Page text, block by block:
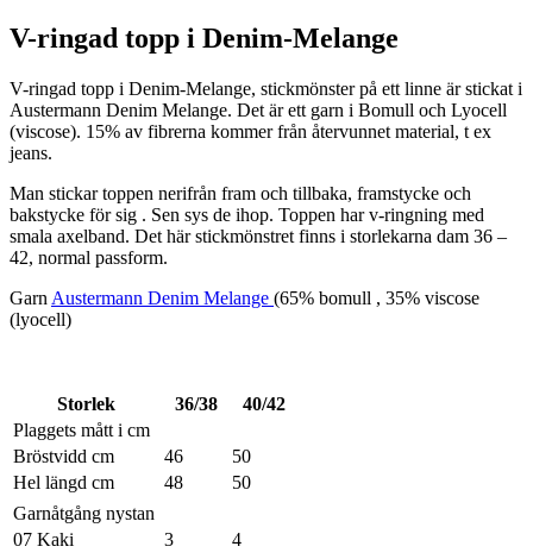
V-ringad topp i Denim-Melange
V-ringad topp i Denim-Melange, stickmönster på ett linne är stickat i
Austermann Denim Melange. Det är ett garn i Bomull och Lyocell
(viscose). 15% av fibrerna kommer från återvunnet material, t ex
jeans.
Man stickar toppen nerifrån fram och tillbaka, framstycke och
bakstycke för sig . Sen sys de ihop. Toppen har v-ringning med
smala axelband. Det här stickmönstret finns i storlekarna dam 36 –
42, normal passform.
Garn Austermann Denim Melange (65% bomull , 35% viscose
(lyocell)
Storlek 36/38
40/42
Plaggets mått i cm
Bröstvidd cm
46
50
Hel längd cm
48
50
Garnåtgång nystan
07 Kaki
3
4